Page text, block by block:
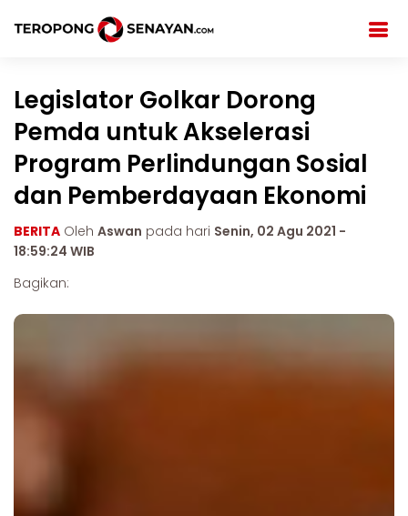
Legislator Golkar Dorong
Pemda untuk Akselerasi
Program Perlindungan Sosial
dan Pemberdayaan Ekonomi
BERITA Oleh Aswan pada hari Senin, 02 Agu 2021 -
18:59:24 WIB
Bagikan: